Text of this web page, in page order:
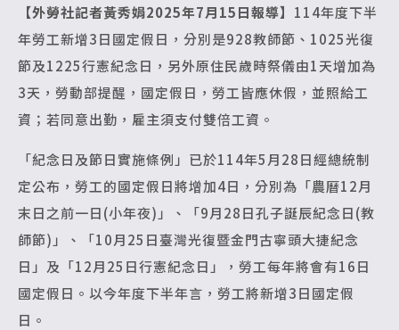
【外勞社記者黃秀娟2025年7月15日報導】 114年度下半
年勞工新增3日國定假日，分別是928教師節、1025光復
節及1225行憲紀念日，另外原住民歲時祭儀由1天增加為
3天，勞動部提醒，國定假日，勞工皆應休假，並照給工
資；若同意出勤，雇主須支付雙倍工資。
「紀念日及節日實施條例」已於114年5月28日經總統制
定公布，勞工的國定假日將增加4日，分別為「農曆12月
末日之前一日(小年夜)」、「9月28日孔子誕辰紀念日(教
師節)」、「10月25日臺灣光復暨金門古寧頭大捷紀念
日」及「12月25日行憲紀念日」，勞工每年將會有16日
國定假日。以今年度下半年言，勞工將新增3日國定假
日。